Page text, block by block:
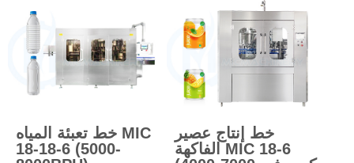
خط تعبئة المياه MIC
18-18-6 (5000-
خط إنتاج عصير
الفاكهة MIC 18-6